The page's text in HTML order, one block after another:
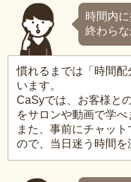
時間内
終わら
慣れるまでは「時間
います。
CaSyでは、お客様と
をサロンや動画で学べ
また、事前にチャッ
ので、当日迷う時間を